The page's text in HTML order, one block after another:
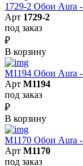
1729-2 Обои Aura
Арт 1729-2
под заказ
₽
В корзину
M1194 Обои Aura
Арт M1194
под заказ
₽
В корзину
M1170 Обои Aura
Арт M1170
под заказ